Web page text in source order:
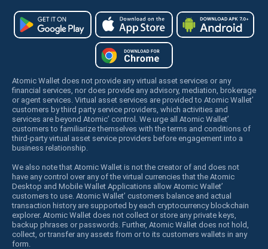
Atomic Wallet does not provide any virtual asset services or any
financial services, nor does provide any advisory, mediation, brokerage
or agent services. Virtual asset services are provided to Atomic Wallet’
customers by third party service providers, which activities and
services are beyond Atomic’ control. We urge all Atomic Wallet’
customers to familiarize themselves with the terms and conditions of
third-party virtual asset service providers before engagement into a
business relationship.
We also note that Atomic Wallet is not the creator of and does not
have any control over any of the virtual currencies that the Atomic
Desktop and Mobile Wallet Applications allow Atomic Wallet’
customers to use. Atomic Wallet’ customers balance and actual
transaction history are supported by each cryptocurrency blockchain
explorer. Atomic Wallet does not collect or store any private keys,
backup phrases or passwords. Further, Atomic Wallet does not hold,
collect, or transfer any assets from or to its customers wallets in any
form.